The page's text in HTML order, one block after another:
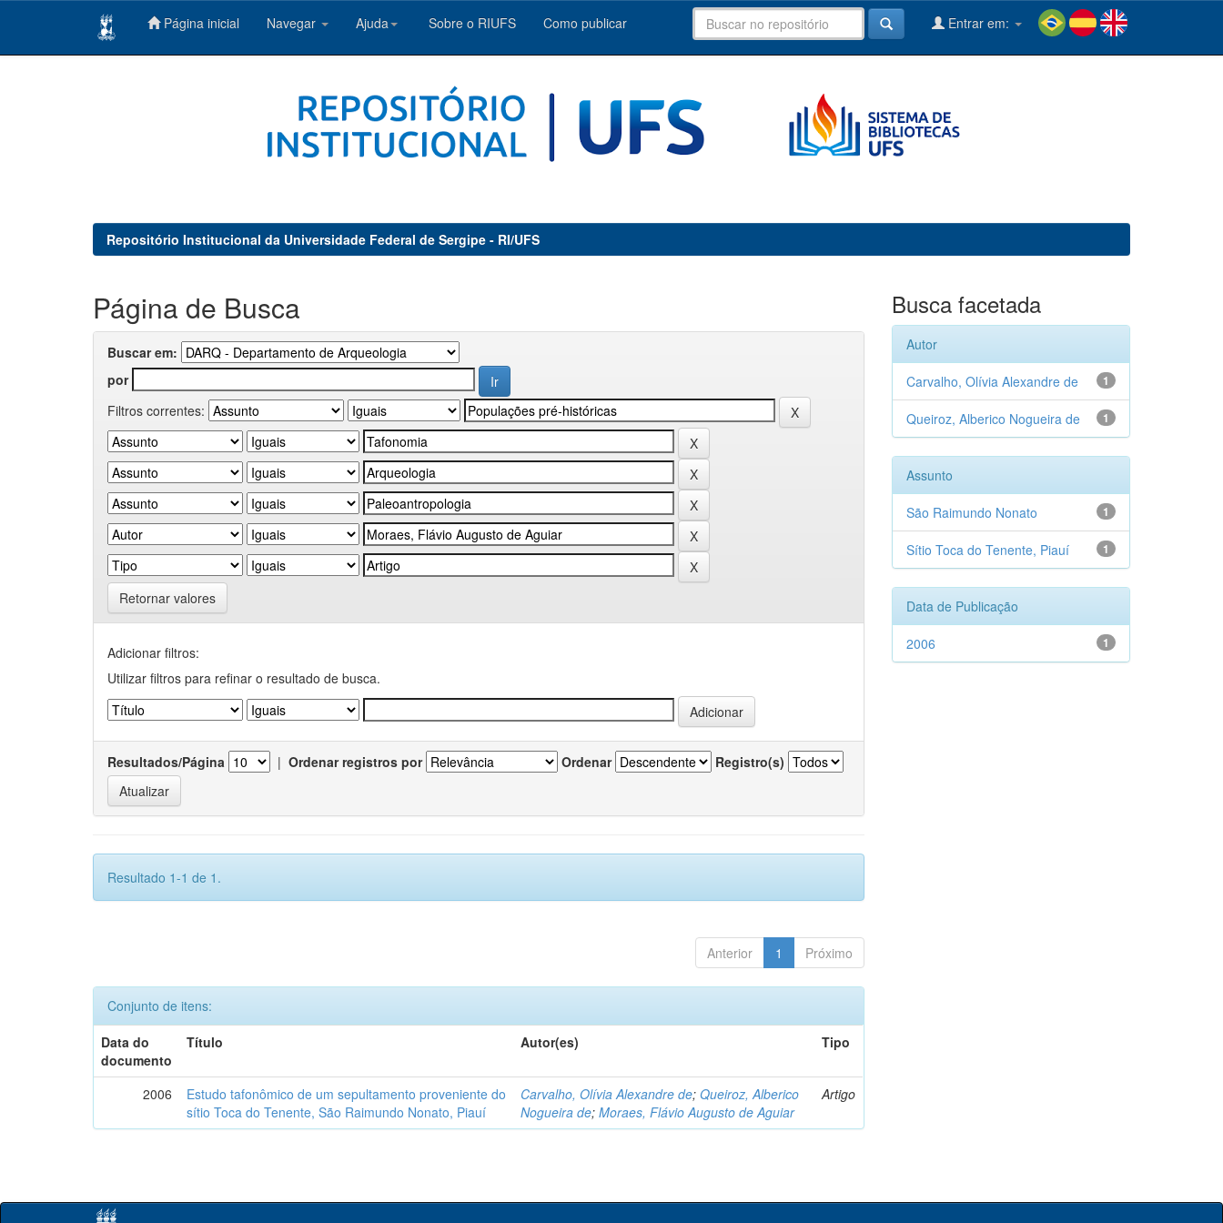
Página inicial Navegar Ajuda Sobre o RIUFS Como publicar Entrar em:
Repositório Institucional da Universidade Federal de Sergipe - RI/UFS
Página de Busca
Buscar em:
por
Filtros correntes:
Retornar valores
Adicionar filtros:
Utilizar filtros para refinar o resultado de busca.
Resultados/Página | Ordenar registros por Ordenar Registro(s)
Resultado 1-1 de 1.
Anterior 1 Próximo
Conjunto de itens:
Data do
documento
Título Autor(es) Tipo
2006
Estudo tafonômico de um sepultamento proveniente do
sítio Toca do Tenente, São Raimundo Nonato, Piauí
Carvalho, Olívia Alexandre de;Queiroz, Alberico
Nogueira de;Moraes, Flávio Augusto de Aguiar
Artigo
Busca facetada
Autor
1
Carvalho, Olívia Alexandre de
1
Queiroz, Alberico Nogueira de
Assunto
1
São Raimundo Nonato
1
Sítio Toca do Tenente, Piauí
Data de Publicação
1
2006